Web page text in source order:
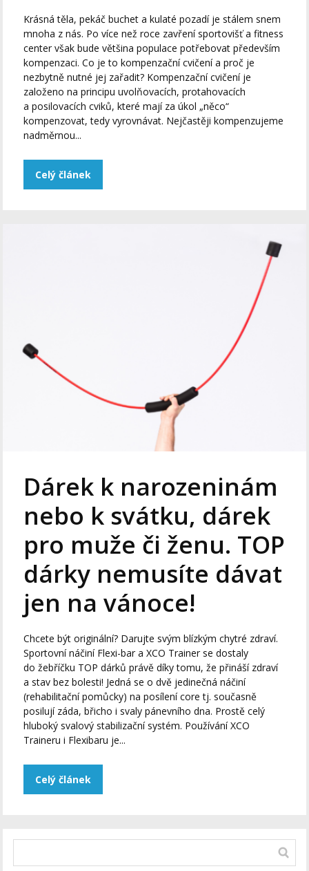
Krásná těla, pekáč buchet a kulaté pozadí je stálem snem
mnoha z nás. Po více než roce zavření sportovišť a fitness
center však bude většina populace potřebovat především
kompenzaci. Co je to kompenzační cvičení a proč je
nezbytně nutné jej zařadit? Kompenzační cvičení je
založeno na principu uvolňovacích, protahovacích
a posilovacích cviků, které mají za úkol „něco“
kompenzovat, tedy vyrovnávat. Nejčastěji kompenzujeme
nadměrnou...
Celý článek
Dárek k narozeninám
nebo k svátku, dárek
pro muže či ženu. TOP
dárky nemusíte dávat
jen na vánoce!
Chcete být originální? Darujte svým blízkým chytré zdraví.
Sportovní náčiní Flexi-bar a XCO Trainer se dostaly
do žebříčku TOP dárků právě díky tomu, že přináší zdraví
a stav bez bolesti! Jedná se o dvě jedinečná náčiní
(rehabilitační pomůcky) na posílení core tj. současně
posilují záda, břicho i svaly pánevního dna. Prostě celý
hluboký svalový stabilizační systém. Používání XCO
Traineru i Flexibaru je...
Celý článek